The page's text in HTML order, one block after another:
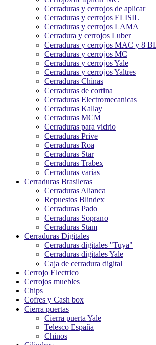
Cerraduras y cerrojos de aplicar
Cerraduras y cerrojos ELISIL
Cerraduras y cerrojos LAMA
Cerradura y cerrojos Luber
Cerraduras y cerrojos MAC y 8
Cerraduras y cerrojos MC
Cerraduras y cerrojos Yale
Cerraduras y cerrojos Yaltres
Cerraduras Chinas
Cerraduras de cortina
Cerraduras Electromecanicas
Cerraduras Kallay
Cerraduras MCM
Cerraduras para vidrio
Cerraduras Prive
Cerraduras Roa
Cerraduras Star
Cerraduras Trabex
Cerraduras varias
Cerraduras Brasileras
Cerraduras Alianca
Repuestos Blindex
Cerraduras Pado
Cerraduras Soprano
Cerraduras Stam
Cerraduras Digitales
Cerraduras digitales "Tuya"
Cerraduras digitales Yale
Caja de cerradura digital
Cerrojo Electrico
Cerrojos muebles
Chips
Cofres y Cash box
Cierra puertas
Cierra puerta Yale
Telesco España
Chinos